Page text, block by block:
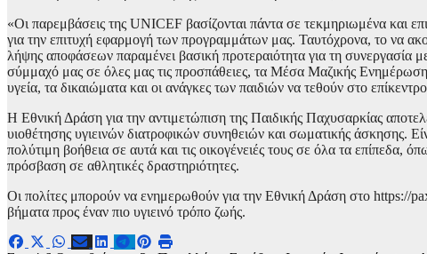
«Οι παρεμβάσεις της UNICEF βασίζονται πάντα σε τεκμηριωμένα και
για την επιτυχή εφαρμογή των προγραμμάτων μας. Ταυτόχρονα, το να
λήψης αποφάσεων παραμένει βασική προτεραιότητα για τη συνεργασία
σύμμαχό μας σε όλες μας τις προσπάθειες, τα Μέσα Μαζικής
υγεία, τα δικαιώματα και οι ανάγκες των παιδιών να τεθούν στο
Η Εθνική Δράση για την αντιμετώπιση της Παιδικής Παχυσαρκίας
υιοθέτησης υγιεινών διατροφικών συνηθειών και σωματικής άσκησης.
πολύτιμη βοήθεια σε αυτά και τις οικογένειές τους σε όλα τα
πρόσβαση σε αθλητικές δραστηριότητες.
Οι πολίτες μπορούν να ενημερωθούν για την Εθνική Δράση στο https://
βήματα προς έναν πιο υγιεινό τρόπο ζωής.